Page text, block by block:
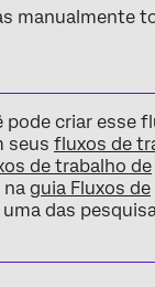
manualmente
pode criar esse
seus fluxos de
de trabalho de
na guia Fluxos de
uma das